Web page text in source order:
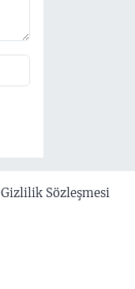
Gizlilik Sözleşmesi